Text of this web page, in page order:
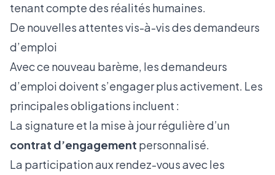
tenant compte des réalités humaines.
De nouvelles attentes vis-à-vis des demandeurs
d’emploi
Avec ce nouveau barème, les demandeurs
d’emploi doivent s’engager plus activement. Les
principales obligations incluent :
La signature et la mise à jour régulière d’un
contrat d’engagement personnalisé.
La participation aux rendez-vous avec les